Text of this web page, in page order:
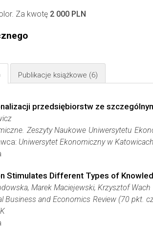
Za kwotę 2 000 PLN
Publikacje książkowe (6)
przedsiębiorstw ze
Zeszyty Naukowe Uniwersytetu
Uniwersytet Ekonomiczny w Katowicach
Stimulates Different Types of
Marek Maciejewski, Krzysztof Wach
Business and Economics Review (70 pkt.